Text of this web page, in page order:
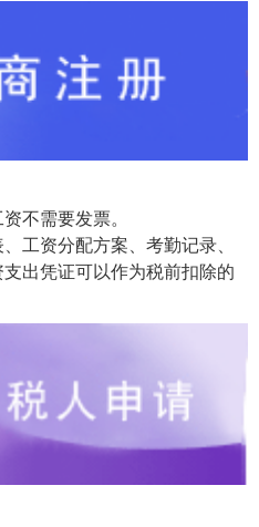
不需要发票。
工资分配方案、考勤记录、
出凭证可以作为税前扣除的